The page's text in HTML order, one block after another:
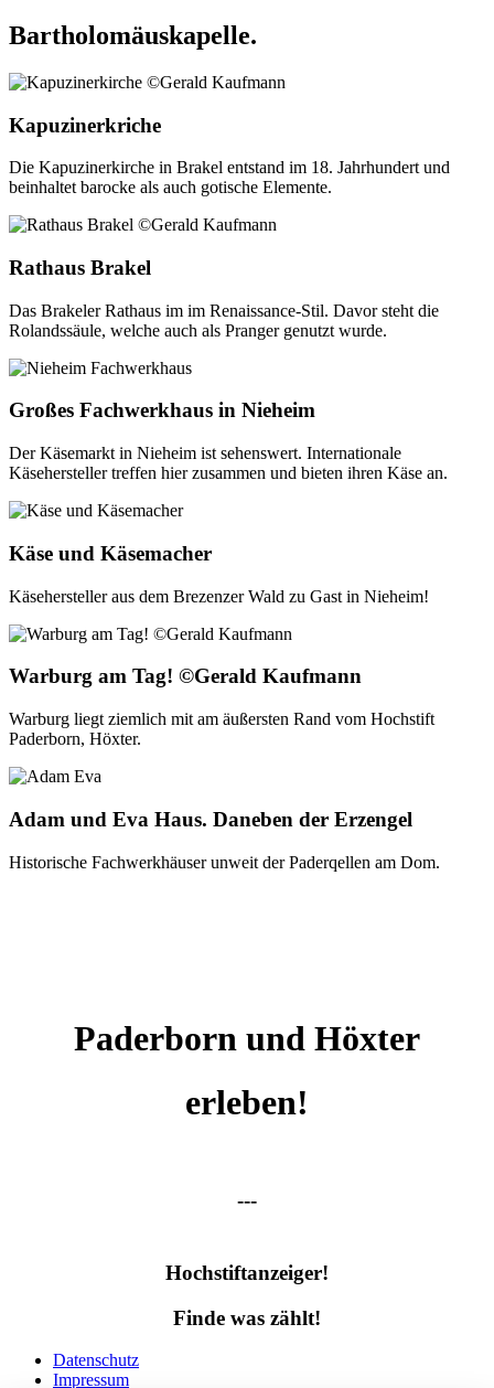
Bartholomäuskapelle.
Kapuzinerkriche
Die Kapuzinerkirche in Brakel entstand im 18. Jahrhundert und
beinhaltet barocke als auch gotische Elemente.
Rathaus Brakel
Das Brakeler Rathaus im im Renaissance-Stil. Davor steht die
Rolandssäule, welche auch als Pranger genutzt wurde.
Großes Fachwerkhaus in Nieheim
Der Käsemarkt in Nieheim ist sehenswert. Internationale
Käsehersteller treffen hier zusammen und bieten ihren Käse an.
Käse und Käsemacher
Käsehersteller aus dem Brezenzer Wald zu Gast in Nieheim!
Warburg am Tag! ©Gerald Kaufmann
Warburg liegt ziemlich mit am äußersten Rand vom Hochstift
Paderborn, Höxter.
Adam und Eva Haus. Daneben der Erzengel
Historische Fachwerkhäuser unweit der Paderqellen am Dom.
Paderborn und Höxter
erleben!
---
Hochstiftanzeiger!
Finde was zählt!
Datenschutz
Impressum